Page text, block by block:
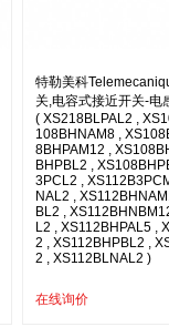
特勒美科
关,电容式接近开关-电
( XS218BLPAL2 ,
108BHNAM8 ,
8BHPAM12 ,
BHPBL2 ,
3PCL2 ,
NAL2 ,
BL2 ,
L2 , XS112BHPAL5 ,
2 , XS112BHPBL2 ,
2 , XS112BLNAL2 )
在线询价